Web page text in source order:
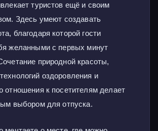
туристов ещё и своим
Здесь умеют создавать
благодаря которой гости
желанными с первых минут
природной красоты,
оздоровления и
отношения к посетителям делает
выбором для отпуска.